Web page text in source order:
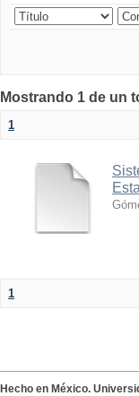
Mostrando 1 de un
1
1
Hecho en México.